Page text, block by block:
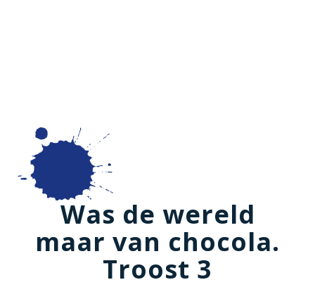
Was de wereld
maar van chocola.
Troost 3